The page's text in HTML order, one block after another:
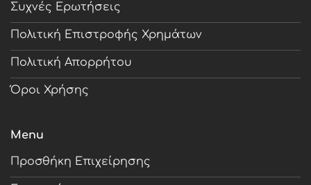
Συχνές Ερωτήσεις
Πολιτική Επιστροφής Χρημάτων
Πολιτική Απορρήτου
Όροι Χρήσης
Menu
Προσθήκη Επιχείρησης